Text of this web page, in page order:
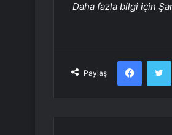
Daha fazla bilgi için
Paylaş